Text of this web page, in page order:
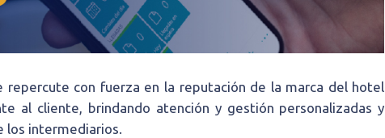
repercute con fuerza en la reputación de la marca del hotel
al cliente, brindando atención y gestión personalizadas y
los intermediarios.